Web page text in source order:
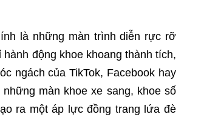
là những màn trình diễn rực rỡ
động khoe khoang thành tích,
ngách của TikTok, Facebook hay
màn khoe xe sang, khoe số
ra một áp lực đồng trang lứa đè